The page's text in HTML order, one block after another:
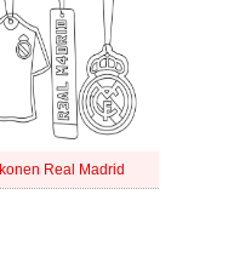
Ikonen Real Madrid